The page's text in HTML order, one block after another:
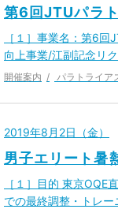
第6回JTUパラ
［１］事業名：第6
向上事業/江副記念リ
開催案内 パラトライア
2019年8月2日（金）
男子エリート暑
［１］目的 東京
での最終調整・トレ